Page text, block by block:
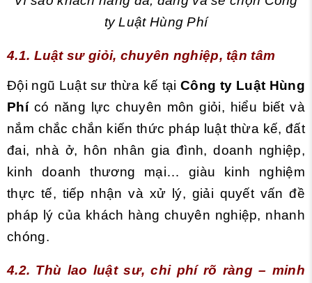
ty Luật Hùng Phí
4.1. Luật sư giỏi, chuyên nghiệp, tận tâm
Đội ngũ Luật sư thừa kế tạiCông ty Luật Hùng
Phícó năng lực chuyên môn giỏi, hiểu biết và
nắm chắc chắn kiến thức pháp luật thừa kế, đất
đai, nhà ở, hôn nhân gia đình, doanh nghiệp,
kinh doanh thương mại… giàu kinh nghiệm
thực tế, tiếp nhận và xử lý, giải quyết vấn đề
pháp lý của khách hàng chuyên nghiệp, nhanh
chóng.
4.2. Thù lao luật sư, chi phí rõ ràng – minh